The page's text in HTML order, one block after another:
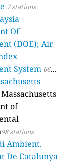
7 stations
Of
(DOE); Air
System 66
Massachusetts
of
98 stations
Ambient.
De Catalunya